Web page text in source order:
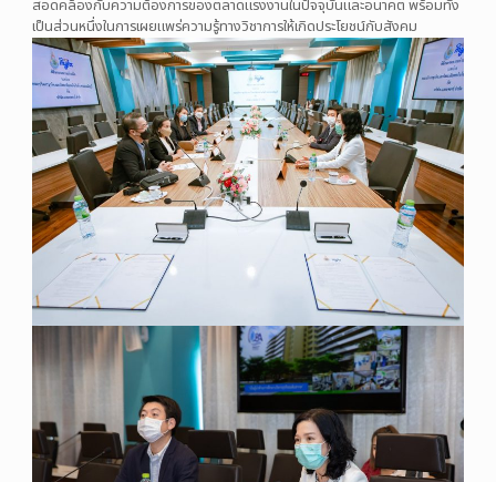
สอดคล้องกับความต้องการของตลาดแรงงานในปัจจุบันและอนาคต พร้อมทั้ง
เป็นส่วนหนึ่งในการเผยแพร่ความรู้ทางวิชาการให้เกิดประโยชน์กับสังคม